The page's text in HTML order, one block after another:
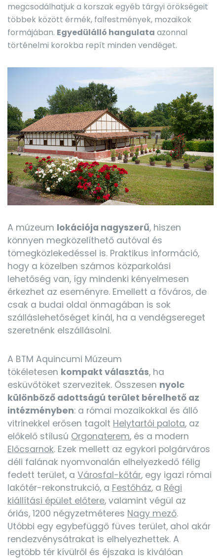
megcsodálhatjuk a korszak egyéb tárgyi örökségeit
többek között érmék, falfestmények, mozaikok
formájában. Egyedülálló hangulata azonnal
történelmi korokba repít minden vendéget.
A múzeum lokációja nagyszerű, hiszen
könnyen megközelíthető autóval és
tömegközlekedéssel is. Praktikus információ,
hogy a közelben számos közparkolási
lehetőség van, így mindenki kényelmesen
érkezhet az eseményre. Emellett a főváros, de
csak a budai oldal önmagában is sok
szálláslehetőséget kínál, ha a vendégsereget
szeretnénk elszállásolni.
A BTM Aquincumi Múzeum
tökéletesen kompakt választás, ha
esküvőtöket szervezitek. Összesen nyolc
különböző adottságú terület bérelhető az
intézményben: a római mozaikokkal és álló
vitrinekkel erősen tagolt Helytartói palota, az
előkelő stílusú Orgonaterem, és a modern
Előcsarnok. Ezek mellett az egykori polgárváros
déli falának nyomvonalán elhelyezkedő félig
fedett terület, a Városfal-kőtár, egy igazi római
lakótér-rekonstrukció, a Festőház, a Régi
kiállítási épület előtere, valamint végül az
óriás, 1200 négyzetméteres Nagy mező.
Utóbbi egy egybefüggő füves terület, ahol akár
rendezvénysátrakat is elhelyezhettek. A
legtöbb tér kívülről és éjszaka is kiválóan